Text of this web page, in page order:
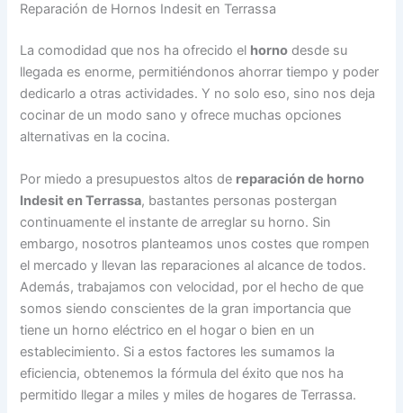
Reparación de Hornos Indesit en Terrassa
La comodidad que nos ha ofrecido el horno desde su
llegada es enorme, permitiéndonos ahorrar tiempo y poder
dedicarlo a otras actividades. Y no solo eso, sino nos deja
cocinar de un modo sano y ofrece muchas opciones
alternativas en la cocina.
Por miedo a presupuestos altos de reparación de horno
Indesit en Terrassa, bastantes personas postergan
continuamente el instante de arreglar su horno. Sin
embargo, nosotros planteamos unos costes que rompen
el mercado y llevan las reparaciones al alcance de todos.
Además, trabajamos con velocidad, por el hecho de que
somos siendo conscientes de la gran importancia que
tiene un horno eléctrico en el hogar o bien en un
establecimiento. Si a estos factores les sumamos la
eficiencia, obtenemos la fórmula del éxito que nos ha
permitido llegar a miles y miles de hogares de Terrassa.